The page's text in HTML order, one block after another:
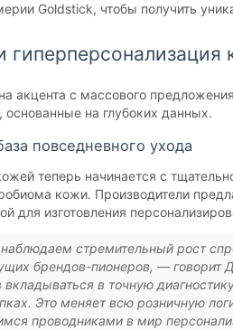
Goldstick, чтобы получить
акцента с массового
на глубоких данных.
повседневного ухода
теперь начинается с
кожи. Производители
для изготовления
стремительный рост
брендов-пионеров, —
в точную
Это меняет всю розничную
проводниками в мир